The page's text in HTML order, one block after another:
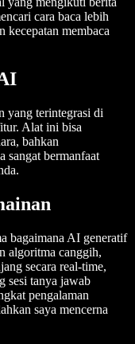
cara baca lebih
kecepatan membaca
yang terintegrasi di
Alat ini bisa
bahkan
sangat bermanfaat
bagaimana AI generatif
algoritma canggih,
secara real-time,
sesi tanya jawab
pengalaman
saya mencerna